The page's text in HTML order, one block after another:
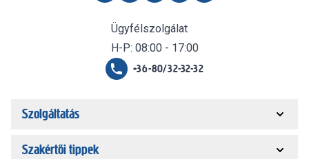
Ügyfélszolgálat
H-P: 08:00 - 17:00
+36-80/32-32-32
Szolgáltatás
Szakértői tippek